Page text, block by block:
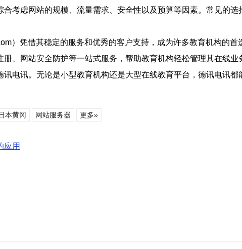
考虑网站的规模、流量需求、安全性以及预算等因素。常见的
）凭借其稳定的服务和优秀的客户支持，成为许多教育机构的
、网站安全防护等一站式服务，帮助教育机构轻松管理其在线业
电讯。无论是小型教育机构还是大型在线教育平台，德讯电讯都
本黄冈 网站服务器 更多»
应用